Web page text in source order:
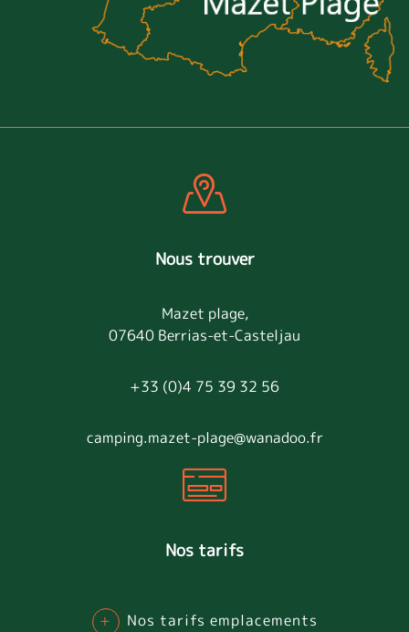
Nous trouver
Mazet plage,
07640 Berrias-et-Casteljau
+33 (0)4 75 39 32 56
camping.mazet-plage@wanadoo.fr
Nos tarifs
+ Nos tarifs emplacements